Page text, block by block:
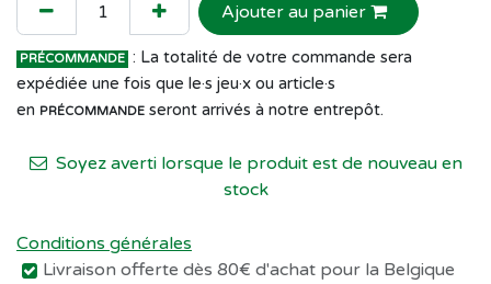
Ajouter au panier
PRÉCOMMANDE : La totalité de votre commande sera
expédiée une fois que le·s jeu·x ou article·s
en PRÉCOMMANDE seront arrivés à notre entrepôt.
Soyez averti lorsque le produit est de nouveau en
stock
Conditions générales
Livraison offerte dès 80€ d'achat pour la Belgique